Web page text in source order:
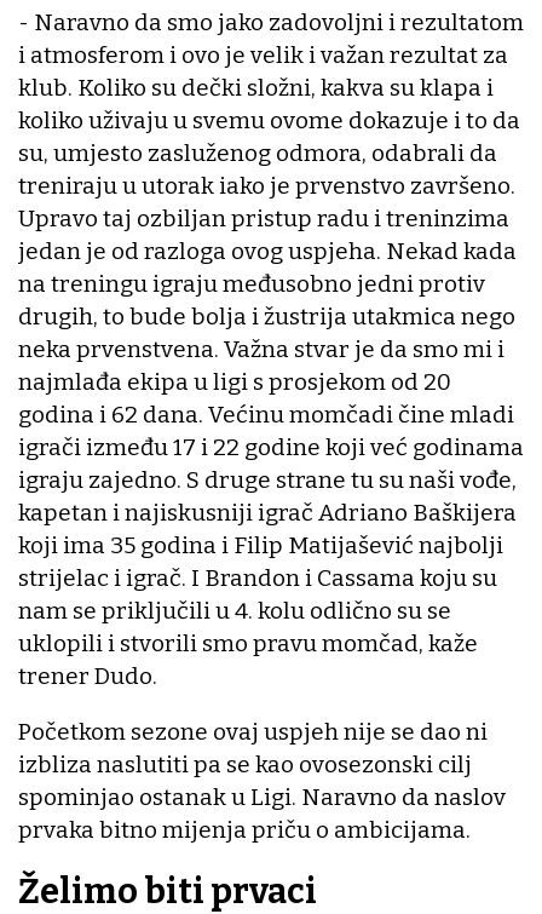
- Naravno da smo jako zadovoljni i rezultatom
i atmosferom i ovo je velik i važan rezultat za
klub. Koliko su dečki složni, kakva su klapa i
koliko uživaju u svemu ovome dokazuje i to da
su, umjesto zasluženog odmora, odabrali da
treniraju u utorak iako je prvenstvo završeno.
Upravo taj ozbiljan pristup radu i treninzima
jedan je od razloga ovog uspjeha. Nekad kada
na treningu igraju međusobno jedni protiv
drugih, to bude bolja i žustrija utakmica nego
neka prvenstvena. Važna stvar je da smo mi i
najmlađa ekipa u ligi s prosjekom od 20
godina i 62 dana. Većinu momčadi čine mladi
igrači između 17 i 22 godine koji već godinama
igraju zajedno. S druge strane tu su naši vođe,
kapetan i najiskusniji igrač Adriano Baškijera
koji ima 35 godina i Filip Matijašević najbolji
strijelac i igrač. I Brandon i Cassama koju su
nam se priključili u 4. kolu odlično su se
uklopili i stvorili smo pravu momčad, kaže
trener Dudo.
Početkom sezone ovaj uspjeh nije se dao ni
izbliza naslutiti pa se kao ovosezonski cilj
spominjao ostanak u Ligi. Naravno da naslov
prvaka bitno mijenja priču o ambicijama.
Želimo biti prvaci